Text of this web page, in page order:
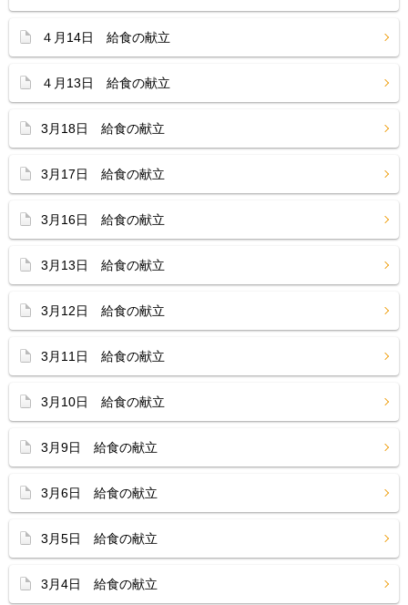
４月14日 給食の献立
４月13日 給食の献立
3月18日 給食の献立
3月17日 給食の献立
3月16日 給食の献立
3月13日 給食の献立
3月12日 給食の献立
3月11日 給食の献立
3月10日 給食の献立
3月9日 給食の献立
3月6日 給食の献立
3月5日 給食の献立
3月4日 給食の献立